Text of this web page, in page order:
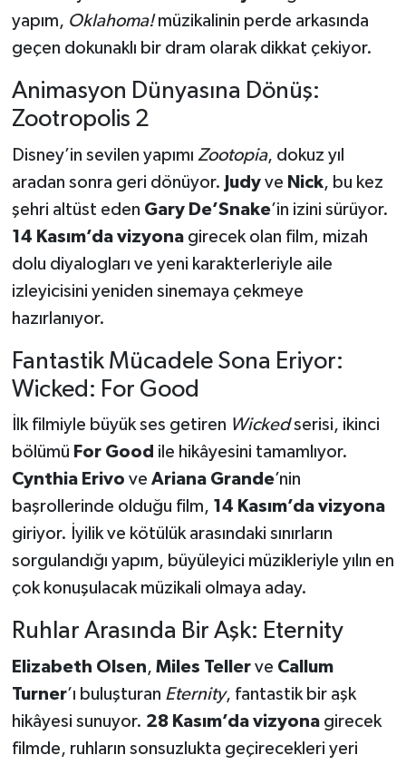
yapım, Oklahoma!müzikalinin perde arkasında
geçen dokunaklı bir dram olarak dikkat çekiyor.
Animasyon Dünyasına Dönüş:
Zootropolis 2
Disney’in sevilen yapımı Zootopia, dokuz yıl
aradan sonra geri dönüyor. Judyve Nick, bu kez
şehri altüst eden Gary De’Snake’in izini sürüyor.
14 Kasım’da vizyonagirecek olan film, mizah
dolu diyalogları ve yeni karakterleriyle aile
izleyicisini yeniden sinemaya çekmeye
hazırlanıyor.
Fantastik Mücadele Sona Eriyor:
Wicked: For Good
İlk filmiyle büyük ses getiren Wickedserisi, ikinci
bölümü For Good ile hikâyesini tamamlıyor.
Cynthia Erivo ve Ariana Grande’nin
başrollerinde olduğu film, 14 Kasım’da vizyona
giriyor. İyilik ve kötülük arasındaki sınırların
sorgulandığı yapım, büyüleyici müzikleriyle yılın en
çok konuşulacak müzikali olmaya aday.
Ruhlar Arasında Bir Aşk: Eternity
Elizabeth Olsen, Miles Tellerve Callum
Turner’ı buluşturan Eternity, fantastik bir aşk
hikâyesi sunuyor. 28 Kasım’da vizyonagirecek
filmde, ruhların sonsuzlukta geçirecekleri yeri